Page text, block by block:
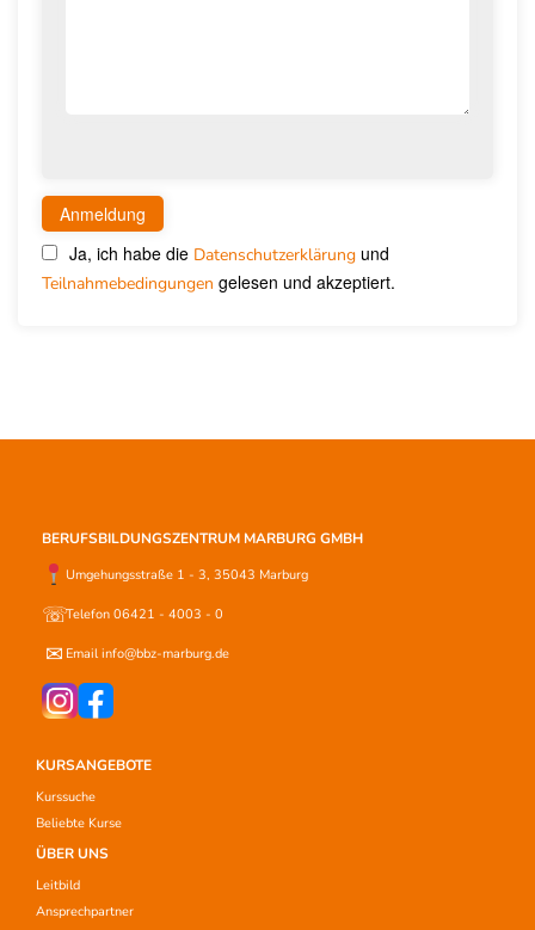
Ja, ich habe die Datenschutzerklärung und
Teilnahmebedingungen gelesen und akzeptiert.
BERUFSBILDUNGSZENTRUM MARBURG GMBH
Umgehungsstraße 1 - 3, 35043 Marburg
☏Telefon 06421 - 4003 - 0
✉ Email info@bbz-marburg.de
KURSANGEBOTE
Kurssuche
Beliebte Kurse
ÜBER UNS
Leitbild
Ansprechpartner